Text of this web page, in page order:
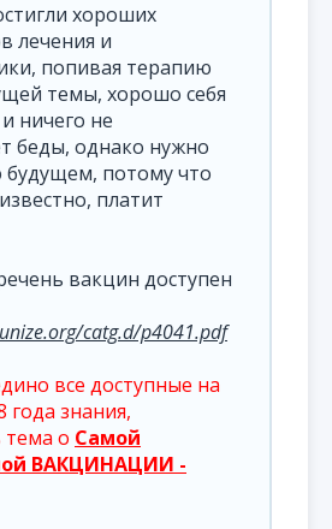
хороших
лечения и
попивая терапию
темы, хорошо себя
ничего не
беды, однако нужно
будущем, потому что
платит
вакцин доступен
catg.d/p4041.pdf
все доступные на
года знания,
тема о Самой
ВАКЦИНАЦИИ -